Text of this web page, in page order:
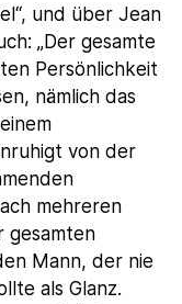
und über Jean
„Der gesamte
Persönlichkeit
nämlich das
von der
mehreren
gesamten
Mann, der nie
als Glanz.